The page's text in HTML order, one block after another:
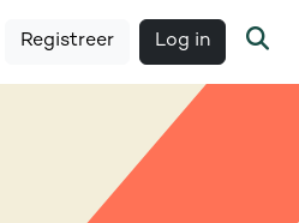
Registreer Log in